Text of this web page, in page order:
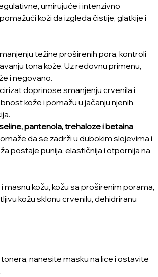
umirujuće i intenzivno
koži da izgleda čistije, glatkije i
težine proširenih pora, kontroli
tona kože. Uz redovnu primenu,
i negovano.
doprinose smanjenju crvenila i
kože i pomažu u jačanju njenih
pantenola, trehaloze i betaina
da se zadrži u dubokim slojevima i
postaje punija, elastičnija i otpornija na
masnu kožu, kožu sa proširenim porama,
kožu sklonu crvenilu, dehidriranu
nanesite masku na lice i ostavite